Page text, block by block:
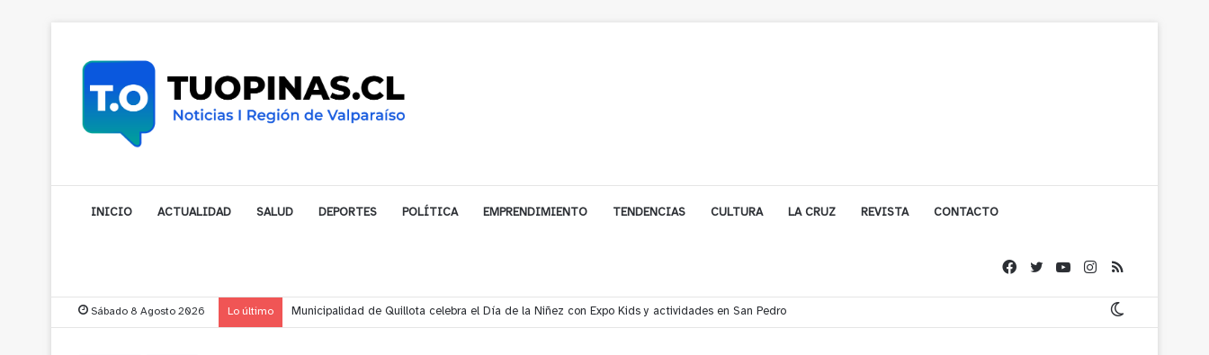
INICIO ACTUALIDAD SALUD DEPORTES POLÍTICA EMPRENDIMIENTO TENDENCIAS CULTURA LA CRUZ REVISTA CONTACTO
Sábado 8 Agosto 2026 Lo último Municipalidad de Nogales impulsa inversión de más de $125 millones para mejorar el sector El Polígono